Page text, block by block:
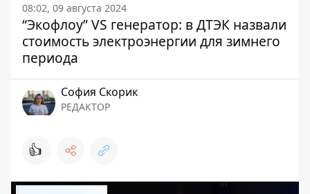
08:02, 09 августа 2024
“Экофлоу” VS генератор: в ДТЭК назвали
стоимость электроэнергии для зимнего
периода
София Скорик
РЕДАКТОР
👍